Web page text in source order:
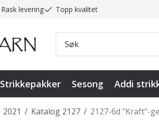
Rask levering Topp kvalitet
Strikkepakker Sesong Addi
/
2021 /
Katalog 2127 2127-6d "Kraft"-